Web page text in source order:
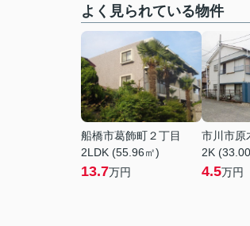
よく見られている物件
船橋市葛飾町２丁目
2LDK (55.96㎡)
13.7万円
市川市原
2K
4.5万円